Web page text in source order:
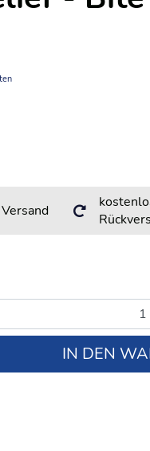
IN DEN